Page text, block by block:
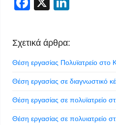
Σχετικά άρθρα:
Θέση εργασίας Πολυϊατρείο στο
Θέση εργασίας σε διαγνωστικό
Θέση εργασίας σε πολυϊατρείο
Θέση εργασίας σε πολυιατρείο